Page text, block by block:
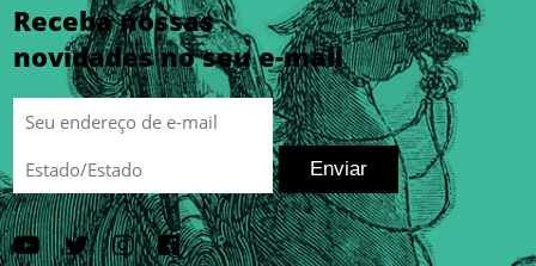
Receba nossas
novidades no seu e-mail
Enviar